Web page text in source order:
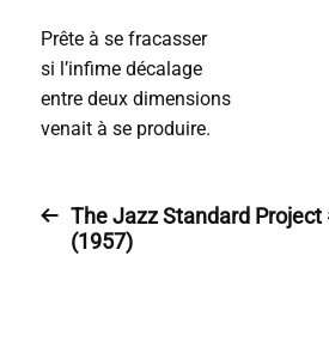
Prête à se fracasser
si l’infime décalage
entre deux dimensions
venait à se produire.
The Jazz Standard Project
(1957)